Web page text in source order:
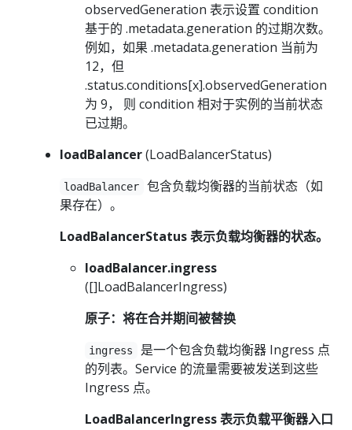
observedGeneration 表示设置 condition
基于的 .metadata.generation 的过期次数。
例如，如果 .metadata.generation 当前为
12，但
.status.conditions[x].observedGeneration
为 9， 则 condition 相对于实例的当前状态
已过期。
loadBalancer(LoadBalancerStatus)
loadBalancer
包含负载均衡器的当前状态（如
果存在）。
LoadBalancerStatus 表示负载均衡器的状态。
loadBalancer.ingress
([]LoadBalancerIngress)
原子：将在合并期间被替换
ingress
是一个包含负载均衡器 Ingress 点
的列表。Service 的流量需要被发送到这些
Ingress 点。
LoadBalancerIngress 表示负载平衡器入口